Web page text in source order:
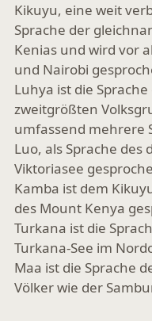
Kikuyu, eine weit
Sprache der
Kenias und wird vor
und Nairobi
Luhya ist die
zweitgrößten
umfassend mehrere
Luo, als Sprache
Viktoriasee
Kamba ist dem
des Mount Kenya
Turkana ist die
Turkana-See im
Maa ist die Sprache
Völker wie der